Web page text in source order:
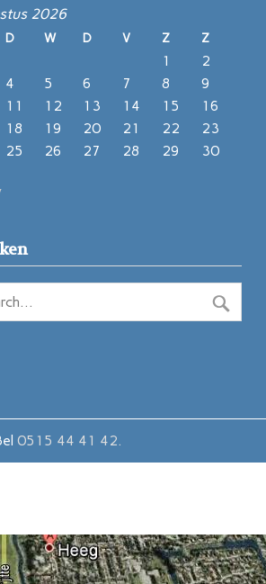
2026
D W D V Z Z
1
2
4 5 6 7 8
9
11 12 13 14 15
16
18 19 20 21 22
23
25 26 27 28 29
30
0515 44 41 42.